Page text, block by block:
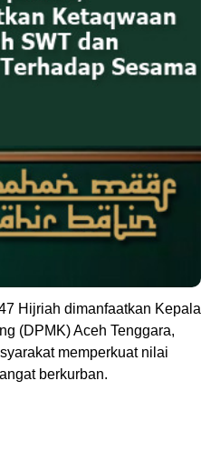
Hijriah dimanfaatkan Kepala
(DPMK) Aceh Tenggara,
memperkuat nilai
berkurban.